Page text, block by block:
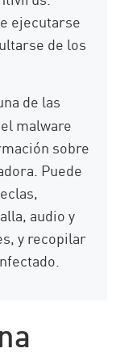
ejecutarse
de los
de las
malware
sobre
Puede
audio y
y recopilar